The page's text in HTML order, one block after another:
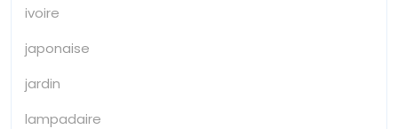
ivoire
japonaise
jardin
lampadaire